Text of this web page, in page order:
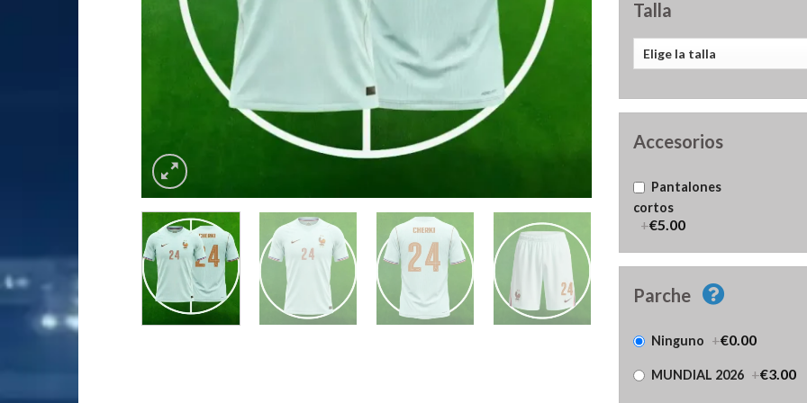
Talla
Accesorios
Pantalones
cortos
+€5.00
Parche
Ninguno +€0.00
MUNDIAL 2026 +€3.00